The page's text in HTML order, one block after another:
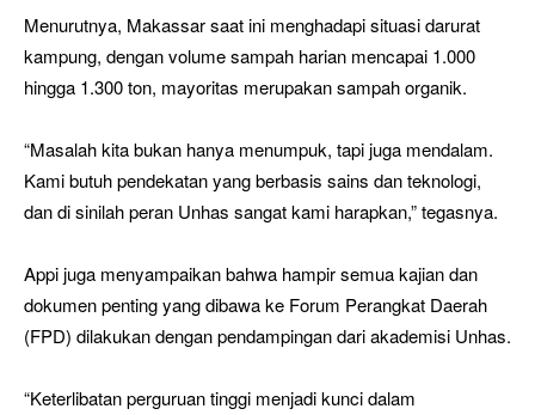
Menurutnya, Makassar saat ini menghadapi situasi darurat
kampung, dengan volume sampah harian mencapai 1.000
hingga 1.300 ton, mayoritas merupakan sampah organik.
“Masalah kita bukan hanya menumpuk, tapi juga mendalam.
Kami butuh pendekatan yang berbasis sains dan teknologi,
dan di sinilah peran Unhas sangat kami harapkan,” tegasnya.
Appi juga menyampaikan bahwa hampir semua kajian dan
dokumen penting yang dibawa ke Forum Perangkat Daerah
(FPD) dilakukan dengan pendampingan dari akademisi Unhas.
“Keterlibatan perguruan tinggi menjadi kunci dalam